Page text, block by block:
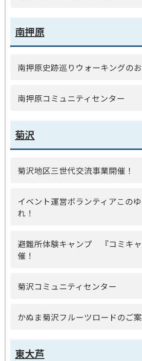
南押原
南押原史跡巡りウォーキングの
南押原コミュニティセンター
菊沢
菊沢地区三世代交流事業開催！
イベント運営ボランティアこの
れ！
避難所体験キャンプ 『コミキ
催！
菊沢コミュニティセンター
かぬま菊沢フルーツロードのご
東大芦